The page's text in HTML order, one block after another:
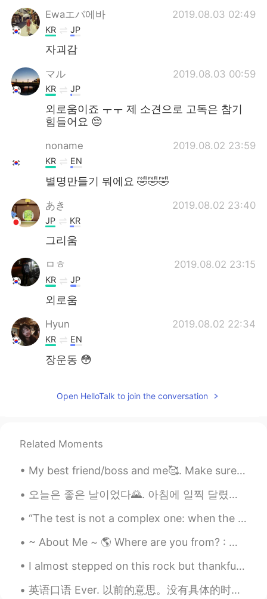
Ewaエバ에바 2019.08.03 02:49
KR JP
자괴감
マル 2019.08.03 00:59
KR JP
외로움이죠 ㅜㅜ 제 소견으로 고독은 참기
힘들어요 😔
noname 2019.08.02 23:59
KR EN
별명만들기 뭐에요 🤣🤣🤣
あき 2019.08.02 23:40
JP KR
그리움
ㅁㅎ 2019.08.02 23:15
KR JP
외로움
Hyun 2019.08.02 22:34
KR EN
장운동 😳
JP
DianeK.
식후 졸림..😪😴😪😴
호이루 2019.08.02 20:06
KR EN
그리움
ヒョンギョン 2019.08.02 19:32
Open HelloTalk to join the conversation
Related Moments
My best friend/boss and me🥰. Make sure to tell your best friend you love them today. 🥰 Have a ble...
오늘은 좋은 날이었다🌄. 아침에 일찍 달렸다. 할머니위해 식료품을 사웠어👵. 그리고 삼촌을 방문했어, 특히 그의 정원을. 진짜 예쁜 정원이니까. 🌳🌻🌹 Today was ...
“The test is not a complex one: when the alarm goes off, do you get up out of bed, or do you lie ...
~ About Me ~ 🌎 Where are you from? : 🇫🇷 (born) 🇨🇦 (raised) 📈 Height : 196cm 🍰 Birthday : July 7t...
I almost stepped on this rock but thankfully I looked first and saw the snake. It is harmless but...
英语口语 Ever. 以前的意思。没有具体的时间 Did you ever do this? Did you ever travel abroad? Did you ever get mar...